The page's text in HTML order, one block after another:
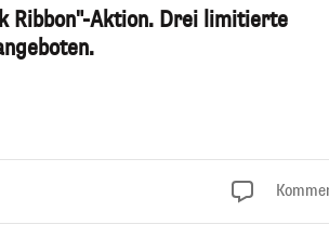
Ribbon"-Aktion. Drei limitierte